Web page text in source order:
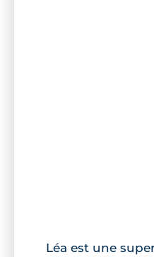
Léa est une